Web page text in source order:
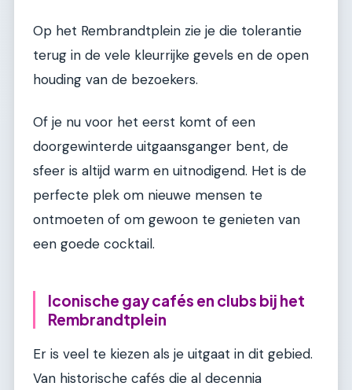
Op het Rembrandtplein zie je die tolerantie
terug in de vele kleurrijke gevels en de open
houding van de bezoekers.
Of je nu voor het eerst komt of een
doorgewinterde uitgaansganger bent, de
sfeer is altijd warm en uitnodigend. Het is de
perfecte plek om nieuwe mensen te
ontmoeten of om gewoon te genieten van
een goede cocktail.
Iconische gay cafés en clubs bij het
Rembrandtplein
Er is veel te kiezen als je uitgaat in dit gebied.
Van historische cafés die al decennia